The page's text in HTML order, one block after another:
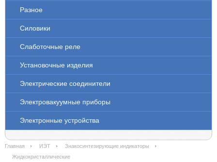
Разное
Силовики
Слаботочные реле
Установочные изделия
Электрические соединители
Электровакуумные приборы
Электронные устройства
Главная ИЭТ
Знакосинтезирующие индикаторы
Жидкокристаллические